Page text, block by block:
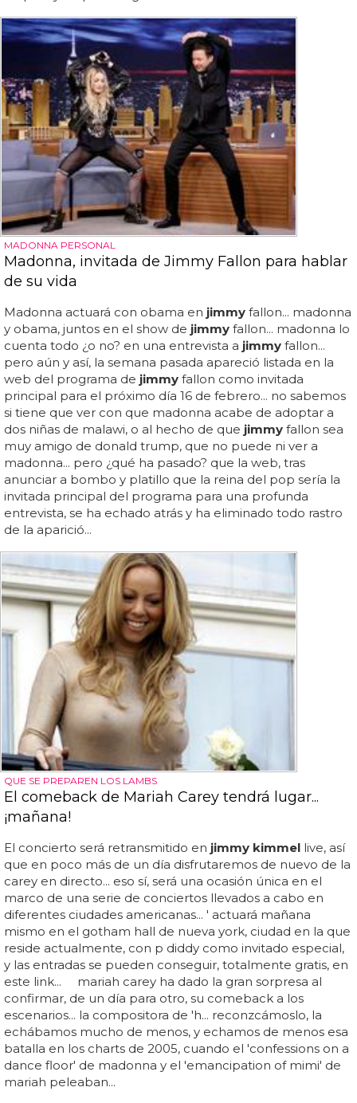
MADONNA PERSONAL
Madonna, invitada de Jimmy Fallon para hablar
de su vida
Madonna actuará con obama en jimmy fallon... madonna
y obama, juntos en el show de jimmy fallon... madonna lo
cuenta todo ¿o no? en una entrevista a jimmy fallon...
pero aún y así, la semana pasada apareció listada en la
web del programa de jimmy fallon como invitada
principal para el próximo día 16 de febrero... no sabemos
si tiene que ver con que madonna acabe de adoptar a
dos niñas de malawi, o al hecho de que jimmy fallon sea
muy amigo de donald trump, que no puede ni ver a
madonna... pero ¿qué ha pasado? que la web, tras
anunciar a bombo y platillo que la reina del pop sería la
invitada principal del programa para una profunda
entrevista, se ha echado atrás y ha eliminado todo rastro
de la aparició...
QUE SE PREPAREN LOS LAMBS
El comeback de Mariah Carey tendrá lugar...
¡mañana!
El concierto será retransmitido en jimmy kimmel live, así
que en poco más de un día disfrutaremos de nuevo de la
carey en directo... eso sí, será una ocasión única en el
marco de una serie de conciertos llevados a cabo en
diferentes ciudades americanas... ' actuará mañana
mismo en el gotham hall de nueva york, ciudad en la que
reside actualmente, con p diddy como invitado especial,
y las entradas se pueden conseguir, totalmente gratis, en
este link... mariah carey ha dado la gran sorpresa al
confirmar, de un día para otro, su comeback a los
escenarios... la compositora de 'h... reconzcámoslo, la
echábamos mucho de menos, y echamos de menos esa
batalla en los charts de 2005, cuando el 'confessions on a
dance floor' de madonna y el 'emancipation of mimi' de
mariah peleaban...